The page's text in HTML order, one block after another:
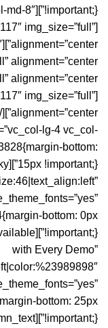
img_size=”full”
img_size=”full”
lg-4 vc_col-
bottom:
bottom: 0px
available
with Every Demo”
bottom: 25px